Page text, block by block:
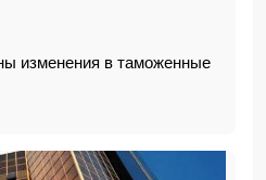
изменения в таможенные